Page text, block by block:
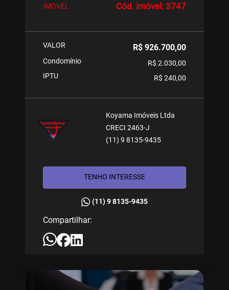
IMOVEL Cód. imóvel: 3747
VALOR R$ 926.700,00
Condomínio
R$ 2.030,00
IPTU
R$ 240,00
Koyama Imóveis Ltda
CRECI 2463-J
(11) 9 8135-9435
TENHO INTERESSE
(11) 9 8135-9435
Compartilhar: